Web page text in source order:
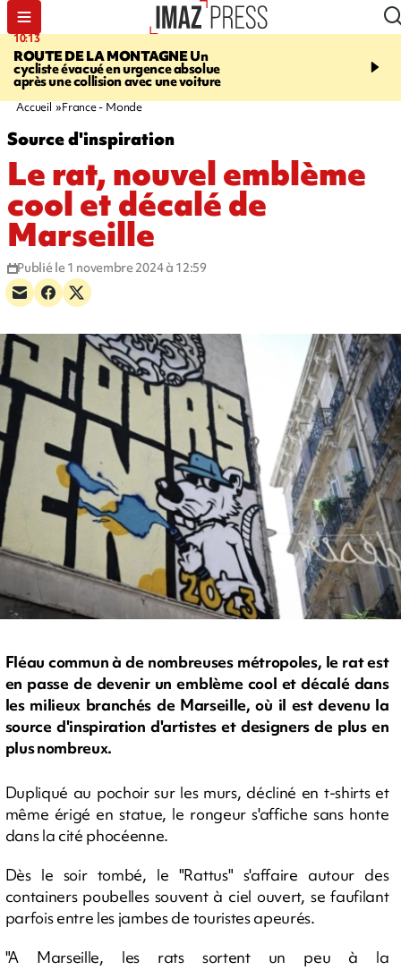
10:13
ROUTE DE LA MONTAGNEUn
cycliste évacué en urgence absolue
après une collision avec une voiture
12:23
peuvent éclater et
Accueil France - Monde
Source d'inspiration
Le rat, nouvel emblème
cool et décalé de
Marseille
Publié le 1 novembre 2024 à 12:59
Fléau commun à de nombreuses métropoles, le rat est
en passe de devenir un emblème cool et décalé dans
les milieux branchés de Marseille, où il est devenu la
source d'inspiration d'artistes et designers de plus en
plus nombreux.
Dupliqué au pochoir sur les murs, décliné en t-shirts et
même érigé en statue, le rongeur s'affiche sans honte
dans la cité phocéenne.
Dès le soir tombé, le "Rattus" s'affaire autour des
containers poubelles souvent à ciel ouvert, se faufilant
parfois entre les jambes de touristes apeurés.
"A Marseille, les rats sortent un peu à la